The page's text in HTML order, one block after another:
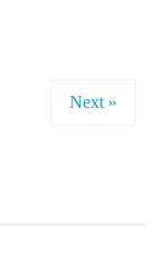
Next »